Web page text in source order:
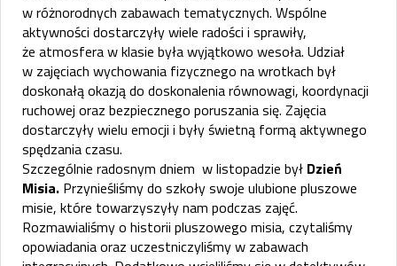
w różnorodnych zabawach tematycznych. Wspólne
aktywności dostarczyły wiele radości i sprawiły,
że atmosfera w klasie była wyjątkowo wesoła. Udział
w zajęciach wychowania fizycznego na wrotkach był
doskonałą okazją do doskonalenia równowagi, koordynacji
ruchowej oraz bezpiecznego poruszania się. Zajęcia
dostarczyły wielu emocji i były świetną formą aktywnego
spędzania czasu.
Szczególnie radosnym dniem w listopadzie był Dzień
Misia. Przynieśliśmy do szkoły swoje ulubione pluszowe
misie, które towarzyszyły nam podczas zajęć.
Rozmawialiśmy o historii pluszowego misia, czytaliśmy
opowiadania oraz uczestniczyliśmy w zabawach